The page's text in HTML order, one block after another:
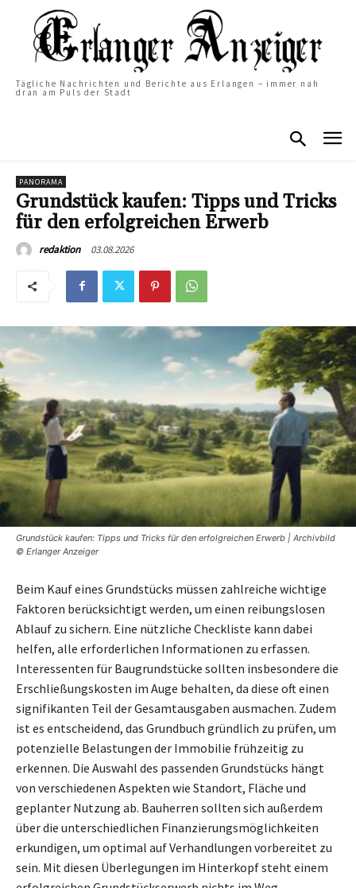
Tägliche Nachrichten und Berichte aus Erlangen – immer nah
dran am Puls der Stadt
PANORAMA
Grundstück kaufen: Tipps und Tricks
für den erfolgreichen Erwerb
redaktion 03.08.2026
Grundstück kaufen: Tipps und Tricks für den erfolgreichen Erwerb | Archivbild
© Erlanger Anzeiger
Beim Kauf eines Grundstücks müssen zahlreiche wichtige
Faktoren berücksichtigt werden, um einen reibungslosen
Ablauf zu sichern. Eine nützliche Checkliste kann dabei
helfen, alle erforderlichen Informationen zu erfassen.
Interessenten für Baugrundstücke sollten insbesondere die
Erschließungskosten im Auge behalten, da diese oft einen
signifikanten Teil der Gesamtausgaben ausmachen. Zudem
ist es entscheidend, das Grundbuch gründlich zu prüfen, um
potenzielle Belastungen der Immobilie frühzeitig zu
erkennen. Die Auswahl des passenden Grundstücks hängt
von verschiedenen Aspekten wie Standort, Fläche und
geplanter Nutzung ab. Bauherren sollten sich außerdem
über die unterschiedlichen Finanzierungsmöglichkeiten
erkundigen, um optimal auf Verhandlungen vorbereitet zu
sein. Mit diesen Überlegungen im Hinterkopf steht einem